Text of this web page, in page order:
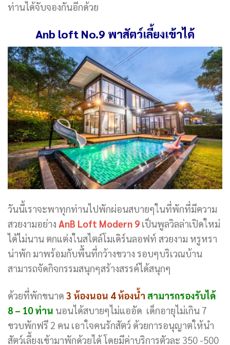
ท่านได้จับจองกันอีกด้วย
Anb loft No.9 พาสัตว์เลี้ยงเข้าได้
วันนี้เราจะพาทุกท่านไปพักผ่อนสบายๆในที่พักที่มีความ
สวยงามอย่าง AnB Loft Modern 9 เป็นพูลวิลล่าเปิดใหม่
ได้ไม่นาน ตกแต่งในสไตล์โมเดิร์นลอฟท์ สวยงาม หรูหรา
น่าพัก มาพร้อมกับพื้นที่กว้างขวาง รอบๆบริเวณบ้าน
สามารถจัดกิจกรรมสนุกๆสร้างสรรค์ได้สนุกๆ
ด้วยที่พักขนาด 3 ห้องนอน 4 ห้องน้ำ สามารถรองรับได้
8 – 10 ท่าน นอนได้สบายๆไม่แออัด เด็กอายุไม่เกิน 7
ขวบพักฟรี 2 คน เอาใจคนรักสัตว์ ด้วยการอนุญาตให้นำ
สัตว์เลี้ยงเข้ามาพักด้วยได้ โดยมีค่าบริการตัวละ 350 -500